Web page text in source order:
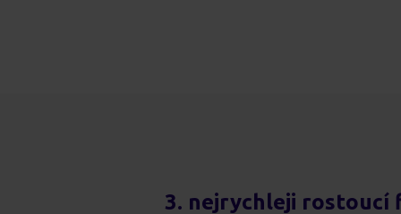
3. nejrychleji rostoucí